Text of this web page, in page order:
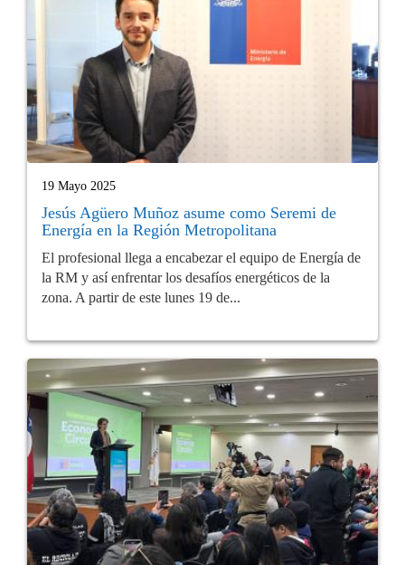
19 Mayo 2025
Jesús Agüero Muñoz asume como Seremi de
Energía en la Región Metropolitana
El profesional llega a encabezar el equipo de Energía de
la RM y así enfrentar los desafíos energéticos de la
zona. A partir de este lunes 19 de...